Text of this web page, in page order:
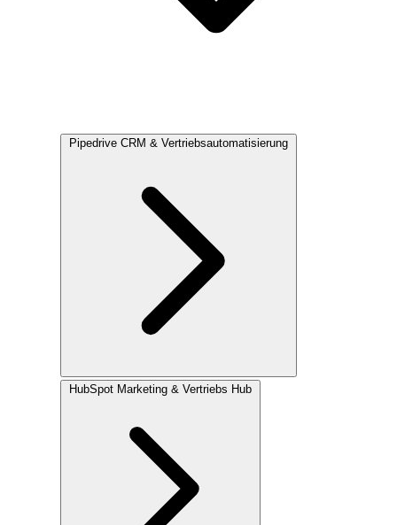
Pipedrive CRM & Vertriebsautomatisierung
HubSpot Marketing & Vertriebs Hub